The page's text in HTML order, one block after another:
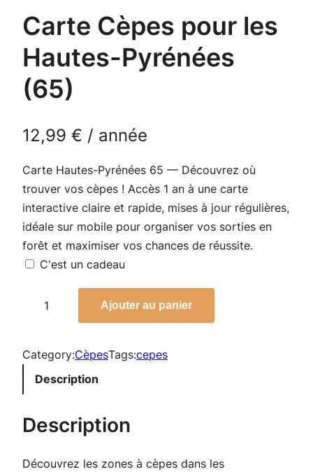
Carte Cèpes pour les
Hautes-Pyrénées
(65)
12,99 € / année
Carte Hautes-Pyrénées 65 — Découvrez où
trouver vos cèpes ! Accès 1 an à une carte
interactive claire et rapide, mises à jour régulières,
idéale sur mobile pour organiser vos sorties en
forêt et maximiser vos chances de réussite.
C'est un cadeau
n
é
e
Ajouter au panier
Category:CèpesTags:cepes
Description
Description
Découvrez les zones à cèpes dans les